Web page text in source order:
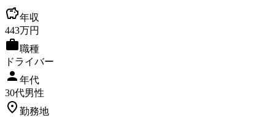
年収
443万円
職種
ドライバー
年代
30代男性
勤務地